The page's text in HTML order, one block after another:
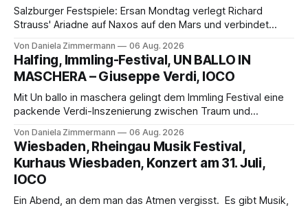
Salzburger Festspiele: Ersan Mondtag verlegt Richard
Strauss' Ariadne auf Naxos auf den Mars und verbindet
Aufführung mit starken Solisten und den Wiener
Philharmonikern, szenisch bleibt der zweite Akt jedoch
hinter den Erwartungen zurück.
Von Daniela Zimmermann 06 Aug. 2026
Halfing, Immling-Festival, UN BALLO IN
MASCHERA – Giuseppe Verdi, IOCO
Mit Un ballo in maschera gelingt dem Immling Festival eine
packende Verdi-Inszenierung zwischen Traum und
psychologische Tiefe mit starken Bildern, getragen von
einem spielfreudigen Ensemble und einer musikalisch
überzeugenden Gesamtleistung.
Von Daniela Zimmermann 06 Aug. 2026
Wiesbaden, Rheingau Musik Festival,
Kurhaus Wiesbaden, Konzert am 31. Juli,
IOCO
Ein Abend, an dem man das Atmen vergisst. Es gibt Musik,